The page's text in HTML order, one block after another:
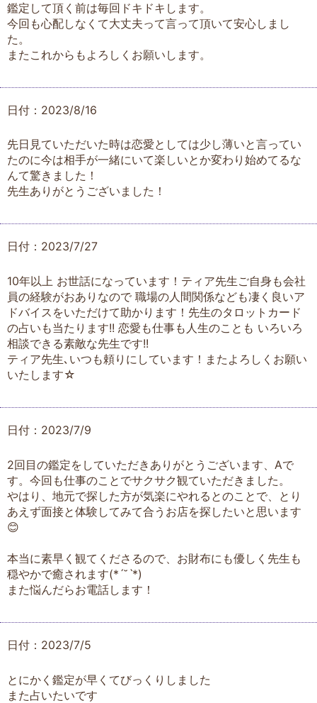
鑑定して頂く前は毎回ドキドキします。
今回も心配しなくて大丈夫って言って頂いて安心しまし
た。
またこれからもよろしくお願いします。
日付：2023/8/16
先日見ていただいた時は恋愛としては少し薄いと言ってい
たのに今は相手が一緒にいて楽しいとか変わり始めてるな
んて驚きました！
先生ありがとうございました！
日付：2023/7/27
10年以上 お世話になっています！ティア先生ご自身も会社
員の経験がおありなので 職場の人間関係なども凄く良いア
ドバイスをいただけて助かります！先生のタロットカード
の占いも当たります!! 恋愛も仕事も人生のことも いろいろ
相談できる素敵な先生です!!
ティア先生､いつも頼りにしています！またよろしくお願い
いたします☆
日付：2023/7/9
2回目の鑑定をしていただきありがとうございます、Aで
す。今回も仕事のことでサクサク観ていただきました。
やはり、地元で探した方が気楽にやれるとのことで、とり
あえず面接と体験してみて合うお店を探したいと思います
😊
本当に素早く観てくださるので、お財布にも優しく先生も
穏やかで癒されます(*ˊ˘ˋ*)
また悩んだらお電話します！
日付：2023/7/5
とにかく鑑定が早くてびっくりしました
また占いたいです